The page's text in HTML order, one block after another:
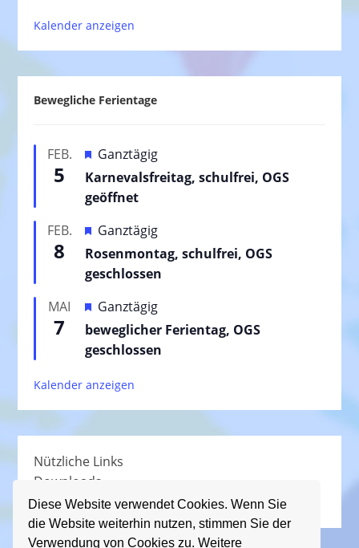
Diese Website verwendet Cookies. Wenn Sie
die Website weiterhin nutzen, stimmen Sie der
Verwendung von Cookies zu. Weitere
Kalender anzeigen
Bewegliche Ferientage
FEB.
5
H
e
r
o
r
g
h
o
b
n
Ganztägig
Karnevalsfreitag, schulfrei, OGS
geöffnet
FEB.
8
H
e
r
o
r
g
h
o
n
Ganztägig
Rosenmontag, schulfrei, OGS
geschlossen
MAI
7
H
e
r
o
r
h
o
b
e
Ganztägig
beweglicher Ferientag, OGS
geschlossen
Kalender anzeigen
Nützliche Links
Downloads
Schullied